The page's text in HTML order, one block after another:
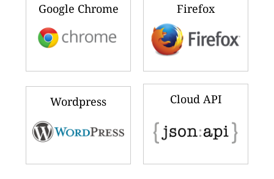
Google Chrome Firefox
Wordpress Cloud API